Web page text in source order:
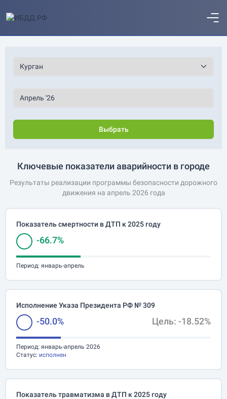
Выбрать
Ключевые показатели аварийности в городе
Результаты реализации программы безопасности дорожного
движения на апрель 2026 года
Показатель смертности в ДТП к 2025 году
-66.7%
Период: январь-апрель
Исполнение Указа Президента РФ № 309
-50.0% Цель: -18.52%
Период: январь-апрель 2026
Статус: исполнен
Показатель травматизма в ДТП к 2025 году